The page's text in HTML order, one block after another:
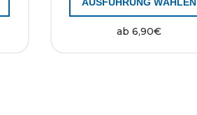
ab 6,90€